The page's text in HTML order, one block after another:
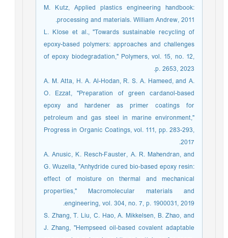
M. Kutz, Applied plastics engineering handbook:
processing and materials. William Andrew, 2011.
L. Klose et al., "Towards sustainable recycling of
epoxy-based polymers: approaches and challenges
of epoxy biodegradation," Polymers, vol. 15, no. 12,
p. 2653, 2023.
A. M. Atta, H. A. Al-Hodan, R. S. A. Hameed, and A.
O. Ezzat, "Preparation of green cardanol-based
epoxy and hardener as primer coatings for
petroleum and gas steel in marine environment,"
Progress in Organic Coatings, vol. 111, pp. 283-293,
2017.
A. Anusic, K. Resch‐Fauster, A. R. Mahendran, and
G. Wuzella, "Anhydride cured bio‐based epoxy resin:
effect of moisture on thermal and mechanical
properties," Macromolecular materials and
engineering, vol. 304, no. 7, p. 1900031, 2019.
S. Zhang, T. Liu, C. Hao, A. Mikkelsen, B. Zhao, and
J. Zhang, "Hempseed oil-based covalent adaptable